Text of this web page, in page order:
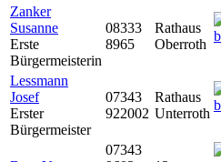
Zanker
Susanne
Erste
Bürgermeisterin
08333
8965
Rathaus
Oberroth
Lessmann
Josef
Erster
Bürgermeister
07343
922002
Rathaus
Unterroth
07343